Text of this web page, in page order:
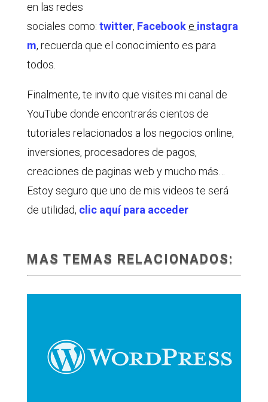
en las redes
sociales como: twitter, Facebook e instagra
m, recuerda que el conocimiento es para
todos.
Finalmente, te invito que visites mi canal de
YouTube donde encontrarás cientos de
tutoriales relacionados a los negocios online,
inversiones, procesadores de pagos,
creaciones de paginas web y mucho más…
Estoy seguro que uno de mis videos te será
de utilidad, clic aquí para acceder
MAS TEMAS RELACIONADOS: